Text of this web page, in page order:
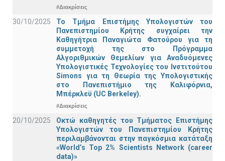
#Διακρίσεις
30/10/2025
Το Τμήμα Επιστήμης Υπολογιστών του
Πανεπιστημίου Κρήτης συγχαίρει την
Καθηγήτρια Παναγιώτα Φατούρου για τη
συμμετοχή της στο Πρόγραμμα
Αλγοριθμικών Θεμελίων για Αναδυόμενες
Υπολογιστικές Τεχνολογίες του Ινστιτούτου
Simons για τη Θεωρία της Υπολογιστικής
στο Πανεπιστήμιο της Καλιφόρνια,
Μπέρκλεϋ (UC Berkeley).
#Διακρίσεις
20/10/2025
Οκτώ καθηγητές του Τμήματος Επιστήμης
Υπολογιστών του Πανεπιστημίου Κρήτης
περιλαμβάνονται στην παγκόσμια κατάταξη
«World’s Top 2% Scientists Network (career
data)»